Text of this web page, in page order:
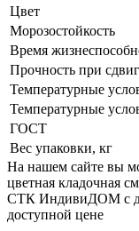
Цвет
Морозостойкость
Время
Прочность при
Температурные
Температурные
ГОСТ
Вес упаковки, кг
На нашем сайте вы
цветная кладочная
СТК ИндивиДОМ с
доступной цене